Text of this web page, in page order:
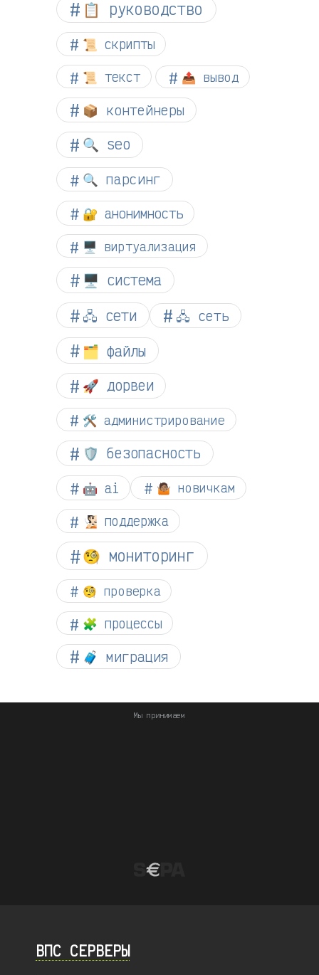
📋 руководство
📜 скрипты
📜 текст 📤 вывод
📦 контейнеры
🔍 seo
🔍 парсинг
🔐 анонимность
🖥️ виртуализация
🖥️ система
🖧 сети
🖧 сеть
🗂️ файлы
🚀 дорвеи
🛠️ администрирование
🛡️ безопасность
🤖 ai 🤷🏽 новичкам
🧏🏻 поддержка
🧐 мониторинг
🧐 проверка
🧩 процессы
🧳 миграция
Мы принимаем
ВПС СЕРВЕРЫ